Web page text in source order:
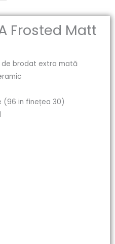
Frosted Matt
de brodat extra mată
(96 in finețea 30)